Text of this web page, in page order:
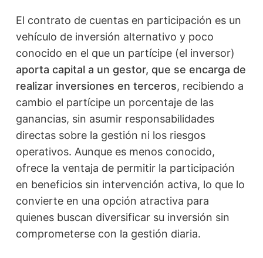
El contrato de cuentas en participación es un
vehículo de inversión alternativo y poco
conocido en el que un partícipe (el inversor)
aporta capital a un gestor, que se encarga de
realizar inversiones en terceros, recibiendo a
cambio el partícipe un porcentaje de las
ganancias, sin asumir responsabilidades
directas sobre la gestión ni los riesgos
operativos. Aunque es menos conocido,
ofrece la ventaja de permitir la participación
en beneficios sin intervención activa, lo que lo
convierte en una opción atractiva para
quienes buscan diversificar su inversión sin
comprometerse con la gestión diaria.